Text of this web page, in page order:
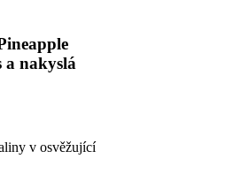
a nakyslá
v osvěžující